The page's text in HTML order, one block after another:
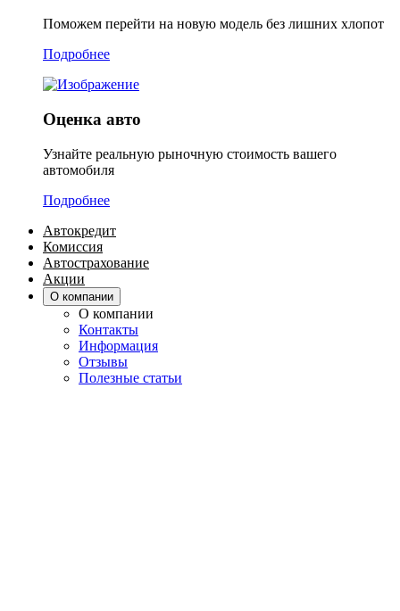
Поможем перейти на новую модель без лишних хлопот
Подробнее
Оценка авто
Узнайте реальную рыночную стоимость вашего
автомобиля
Подробнее
Автокредит
Комиссия
Автострахование
Акции
О компании
О компании
Контакты
Информация
Отзывы
Полезные статьи